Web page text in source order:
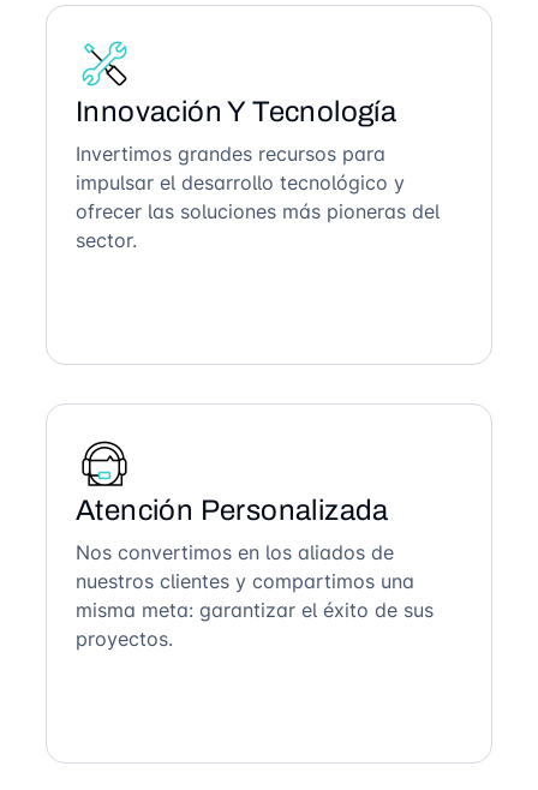
Innovación Y Tecnología
Invertimos grandes recursos para
impulsar el desarrollo tecnológico y
ofrecer las soluciones más pioneras del
sector.
Atención Personalizada
Nos convertimos en los aliados de
nuestros clientes y compartimos una
misma meta: garantizar el éxito de sus
proyectos.